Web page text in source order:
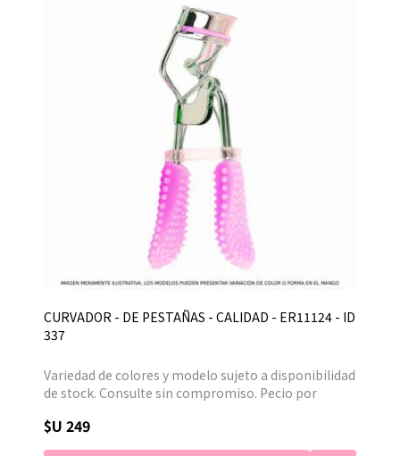
CURVADOR - DE PESTAÑAS - CALIDAD - ER11124 - ID
337
Variedad de colores y modelo sujeto a disponibilidad
de stock. Consulte sin compromiso. Pecio por
$U 249